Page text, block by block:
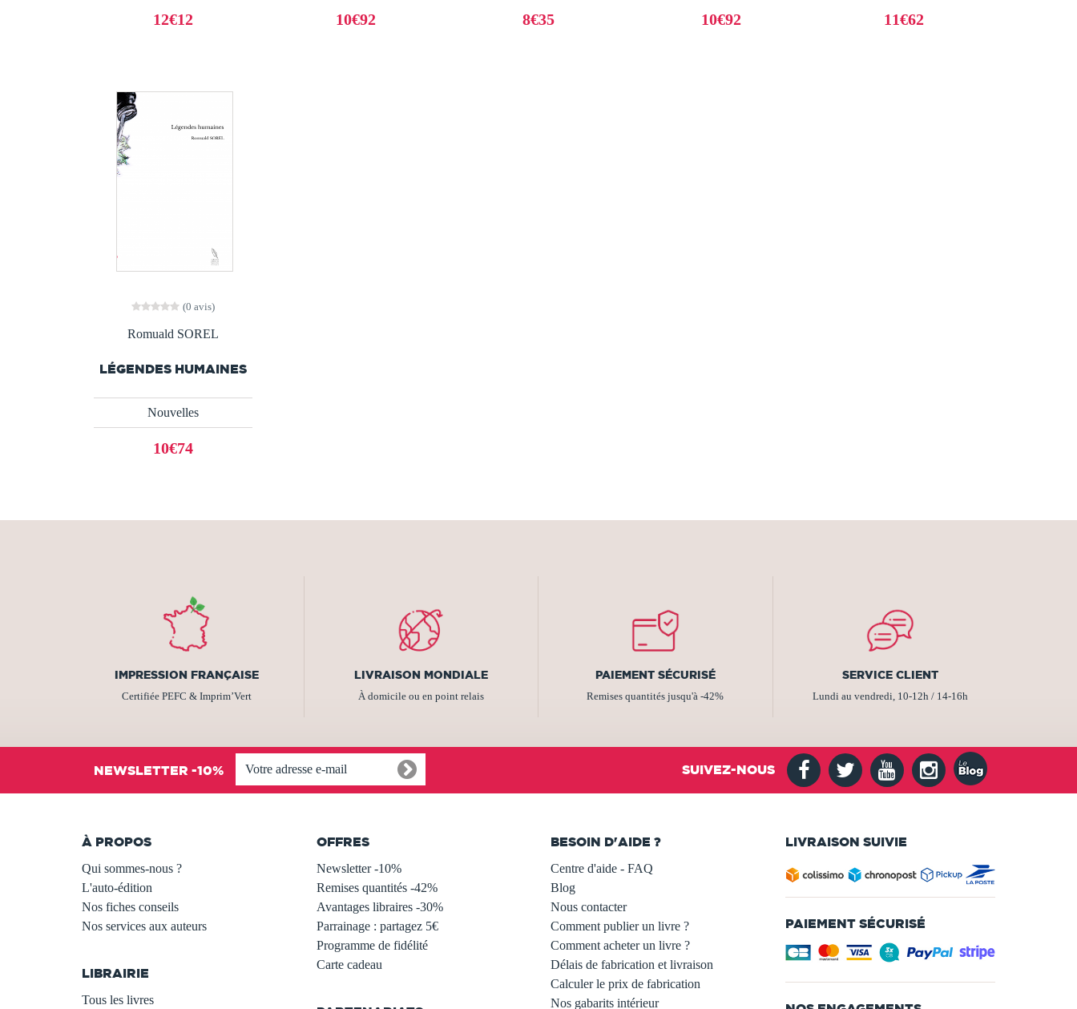
12€12 10€92 8€35 10€92 11€62
(0 avis)
Romuald SOREL
LÉGENDES HUMAINES
Nouvelles
10€74
IMPRESSION FRANÇAISE
Certifiée PEFC & Imprim’Vert
LIVRAISON MONDIALE
À domicile ou en point relais
PAIEMENT SÉCURISÉ
Remises quantités jusqu'à -42%
SERVICE CLIENT
Lundi au vendredi, 10-12h / 14-16h
NEWSLETTER -10% SUIVEZ-NOUS
À PROPOS
Qui sommes-nous ?
L'auto-édition
Nos fiches conseils
Nos services aux auteurs
LIBRAIRIE
Tous les livres
OFFRES
Newsletter -10%
Remises quantités -42%
Avantages libraires -30%
Parrainage : partagez 5€
Programme de fidélité
Carte cadeau
BESOIN D'AIDE ?
Centre d'aide - FAQ
Blog
Nous contacter
Comment publier un livre ?
Comment acheter un livre ?
Délais de fabrication et livraison
Calculer le prix de fabrication
Nos gabarits intérieur
LIVRAISON SUIVIE
PAIEMENT SÉCURISÉ